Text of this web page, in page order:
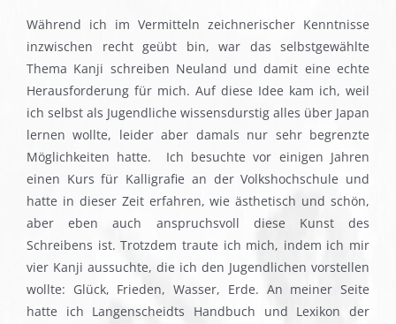
Während ich im Vermitteln zeichnerischer Kenntnisse
inzwischen recht geübt bin, war das selbstgewählte
Thema Kanji schreiben Neuland und damit eine echte
Herausforderung für mich. Auf diese Idee kam ich, weil
ich selbst als Jugendliche wissensdurstig alles über Japan
lernen wollte, leider aber damals nur sehr begrenzte
Möglichkeiten hatte. Ich besuchte vor einigen Jahren
einen Kurs für Kalligrafie an der Volkshochschule und
hatte in dieser Zeit erfahren, wie ästhetisch und schön,
aber eben auch anspruchsvoll diese Kunst des
Schreibens ist. Trotzdem traute ich mich, indem ich mir
vier Kanji aussuchte, die ich den Jugendlichen vorstellen
wollte: Glück, Frieden, Wasser, Erde. An meiner Seite
hatte ich Langenscheidts Handbuch und Lexikon der